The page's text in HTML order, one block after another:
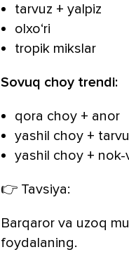
tarvuz + yalpiz
olxo‘ri
tropik mikslar
Sovuq choy trendi:
qora choy + anor
yashil choy +
yashil choy + nok-
👉 Tavsiya:
Barqaror va uzoq
foydalaning.